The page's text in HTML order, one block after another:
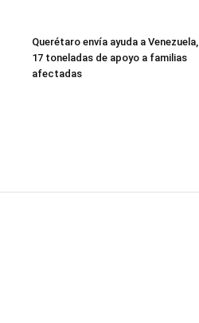
Querétaro envía ayuda a Venezuela,
17 toneladas de apoyo a familias
afectadas